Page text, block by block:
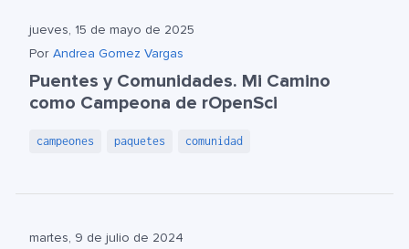
jueves, 15 de mayo de 2025
Por Andrea Gomez Vargas
Puentes y Comunidades. Mi Camino
como Campeona de rOpenSci
campeones paquetes comunidad
martes, 9 de julio de 2024